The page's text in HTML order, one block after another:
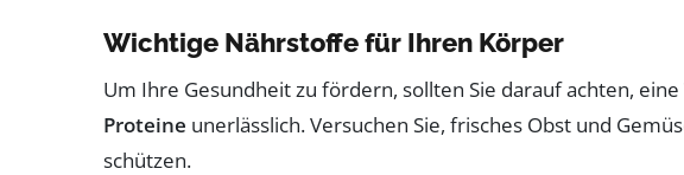
Wichtige Nährstoffe für Ihren Körper
Um Ihre Gesundheit zu fördern, sollten Sie darauf achten, eine
Proteine unerlässlich. Versuchen Sie, frisches Obst und
schützen.